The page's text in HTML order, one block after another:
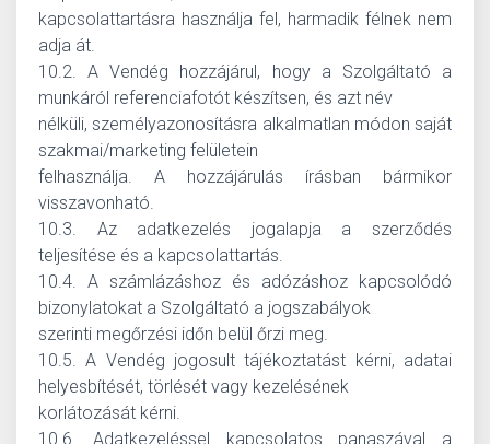
kapcsolattartásra használja fel, harmadik félnek nem
adja át.
10.2. A Vendég hozzájárul, hogy a Szolgáltató a
munkáról referenciafotót készítsen, és azt név
nélküli, személyazonosításra alkalmatlan módon saját
szakmai/marketing felületein
felhasználja. A hozzájárulás írásban bármikor
visszavonható.
10.3. Az adatkezelés jogalapja a szerződés
teljesítése és a kapcsolattartás.
10.4. A számlázáshoz és adózáshoz kapcsolódó
bizonylatokat a Szolgáltató a jogszabályok
szerinti megőrzési időn belül őrzi meg.
10.5. A Vendég jogosult tájékoztatást kérni, adatai
helyesbítését, törlését vagy kezelésének
korlátozását kérni.
10.6. Adatkezeléssel kapcsolatos panaszával a